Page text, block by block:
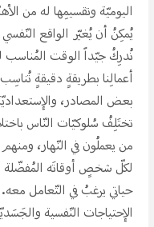
اليوميّة وتقسيمِها له من
يُمكِنُ أن يُغيّر الواقع
نُدرِكُ جيّداََ الوقت المُناسب
أعمالِنا بطريقةِِ دقيقةِِ
بعض المصادر،
تختَلِفُ سُلوكيّات النّاس
من يعملُون في النّهار،
لكلّ شخصِِ أوقاتَه المُفضّلة
حياتي يرغبُ في التّعامل
الإحتياجات النّفسية